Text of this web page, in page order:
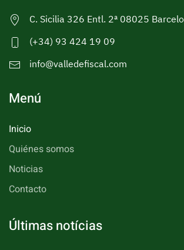
C. Sicilia 326 Entl. 2ª 08025
(+34) 93 424 19 09
info@valledefiscal.com
Menú
Inicio
Quiénes somos
Noticias
Contacto
Últimas notícias